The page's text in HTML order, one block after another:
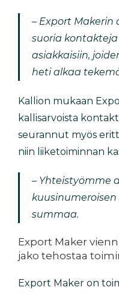
– Export
suoria
asiakkaisiin,
heti alkaa
Kallion mukaan
kallisarvoista
seurannut myös
niin liiketoiminnan
– Yhteistyömme
summaa.
Export Maker
jako tehostaa
Export Maker on